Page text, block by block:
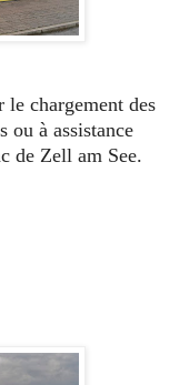
chargement des
ou à assistance
de Zell am See.